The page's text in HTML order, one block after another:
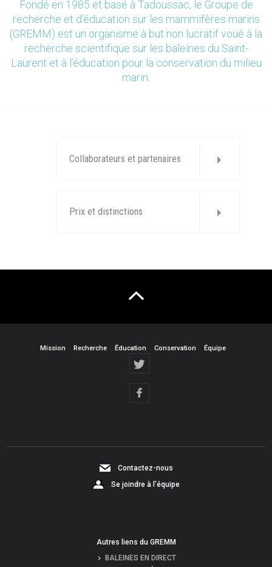
Fondé en 1985 et basé à Tadoussac, le Groupe de
recherche et d’éducation sur les mammifères marins
(GREMM) est un organisme à but non lucratif voué à la
recherche scientifique sur les baleines du Saint-
Laurent et à l’éducation pour la conservation du milieu
marin.
Collaborateurs et partenaires
Prix et distinctions
Mission Recherche Éducation Conservation Équipe
Contactez-nous
Se joindre à l’équipe
Autres liens du GREMM
BALEINES EN DIRECT